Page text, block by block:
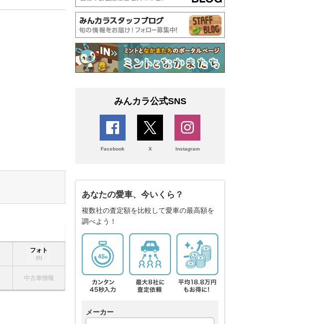
フォト
(0)
中古車情報
みんカラ公式SNS
Facebook X Instagram
あなたの愛車、今いくら？
複数社の査定額を比較して愛車の最高額を
調べよう！
メーカー